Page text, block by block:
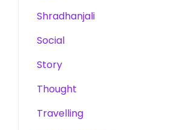
Shradhanjali
Social
Story
Thought
Travelling